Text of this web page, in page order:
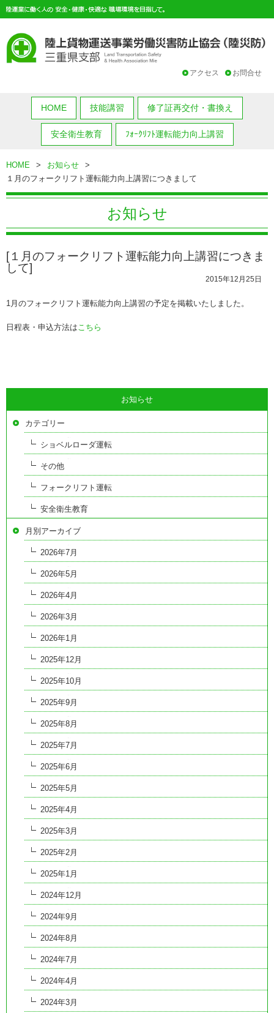
お問合せ
アクセス
HOME 技能講習 修了証再交付・書換え
安全衛生教育 ﾌｫｰｸﾘﾌﾄ運転能力向上講習
HOME > お知らせ
>
１月のフォークリフト運転能力向上講習につきまして
お知らせ
[１月のフォークリフト運転能力向上講習につきま
して]
2015年12月25日
1月のフォークリフト運転能力向上講習の予定を掲載いたしました。
日程表・申込方法は こちら
お知らせ
カテゴリー
ショベルローダ運転
その他
フォークリフト運転
安全衛生教育
月別アーカイブ
2026年7月
2026年5月
2026年4月
2026年3月
2026年1月
2025年12月
2025年10月
2025年9月
2025年8月
2025年7月
2025年6月
2025年5月
2025年4月
2025年3月
2025年2月
2025年1月
2024年12月
2024年9月
2024年8月
2024年7月
2024年4月
2024年3月